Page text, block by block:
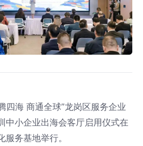
四海 商通全球”龙岗区服务企业
中小企业出海会客厅启用仪式在
服务基地举行。